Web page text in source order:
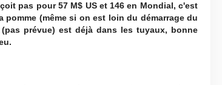
pas pour 57 M$ US et 146 en Mondial, c'est
(même si on est loin du démarrage du
prévue) est déjà dans les tuyaux, bonne